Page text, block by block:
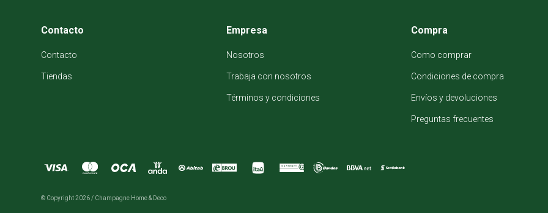
Contacto
Contacto
Tiendas
Empresa
Nosotros
Trabaja con nosotros
Términos y condiciones
Compra
Como comprar
Condiciones de compra
Envíos y devoluciones
Preguntas frecuentes
© Copyright 2026 / Champagne Home & Deco